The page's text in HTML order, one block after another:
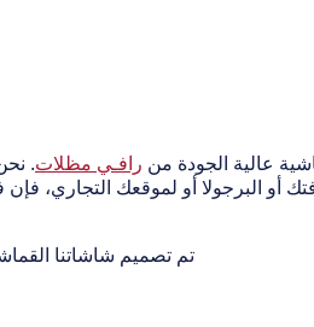
عالية الجودة من رافـي مظلات.
البرجولا أو لموقعك التجاري،
تم تصميم شاشاتنا